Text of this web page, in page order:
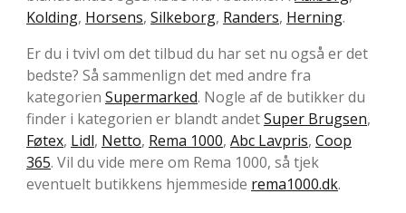
Kolding, Horsens, Silkeborg, Randers, Herning.
Er du i tvivl om det tilbud du har set nu også er det
bedste? Så sammenlign det med andre fra
kategorien Supermarked. Nogle af de butikker du
finder i kategorien er blandt andetSuper Brugsen,
Føtex, Lidl, Netto, Rema 1000, Abc Lavpris, Coop
365. Vil du vide mere om Rema 1000, så tjek
eventuelt butikkens hjemmeside rema1000.dk.